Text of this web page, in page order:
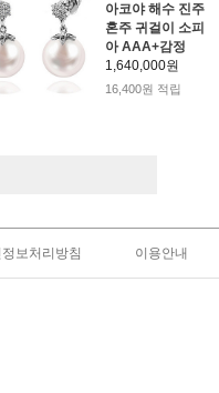
아코야 해수 진주
혼주 귀걸이 소피
아 AAA+감정
1,640,000원
16,400원 적립
보처리방침 이용안내